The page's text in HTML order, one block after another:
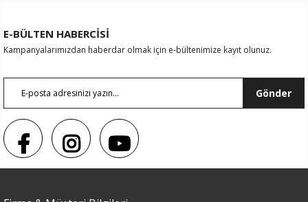
E-BÜLTEN HABERCİSİ
Kampanyalarımızdan haberdar olmak için e-bültenimize kayıt olunuz.
Gönder